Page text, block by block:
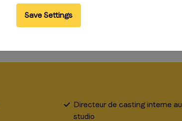
Directeur de casting interne au
studio
Save Settings